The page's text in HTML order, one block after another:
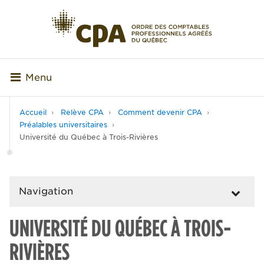
Menu
Accueil Relève CPA
Comment devenir CPA
Préalables universitaires
Université du Québec à Trois-Rivières
Navigation
UNIVERSITÉ DU QUÉBEC À TROIS-
RIVIÈRES